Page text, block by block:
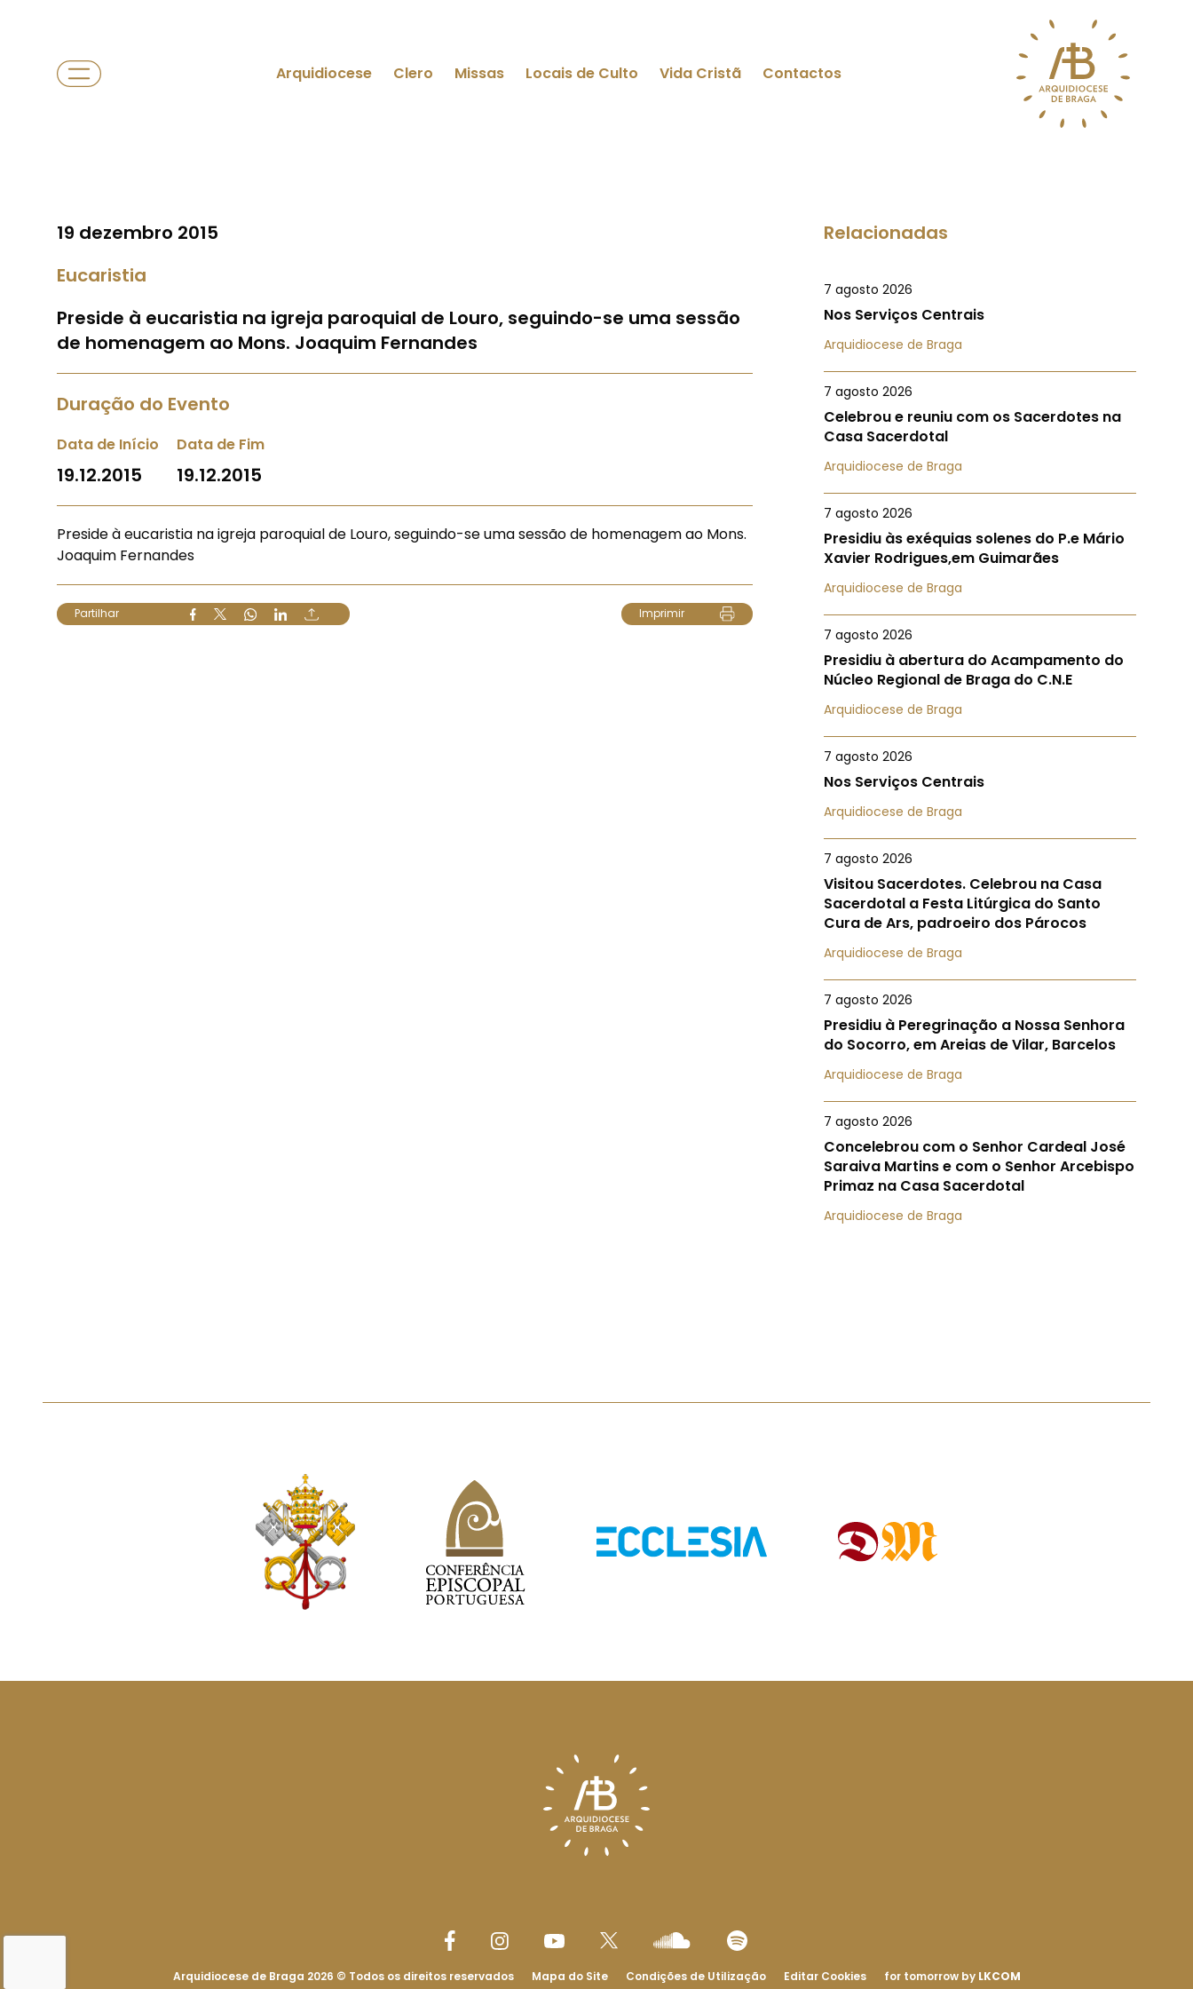
Arquidiocese Clero Missas Locais de Culto Vida Cristã Contactos
19 dezembro 2015
Eucaristia
Preside à eucaristia na igreja paroquial de Louro, seguindo-se uma sessão
de homenagem ao Mons. Joaquim Fernandes
Duração do Evento
Data de Início
19.12.2015
Data de Fim
19.12.2015
Preside à eucaristia na igreja paroquial de Louro, seguindo-se uma sessão de homenagem ao Mons.
Joaquim Fernandes
Partilhar Imprimir
Relacionadas
7 agosto 2026
Nos Serviços Centrais
Arquidiocese de Braga
7 agosto 2026
Celebrou e reuniu com os Sacerdotes na
Casa Sacerdotal
Arquidiocese de Braga
7 agosto 2026
Presidiu às exéquias solenes do P.e Mário
Xavier Rodrigues,em Guimarães
Arquidiocese de Braga
7 agosto 2026
Presidiu à abertura do Acampamento do
Núcleo Regional de Braga do C.N.E
Arquidiocese de Braga
7 agosto 2026
Nos Serviços Centrais
Arquidiocese de Braga
7 agosto 2026
Visitou Sacerdotes. Celebrou na Casa
Sacerdotal a Festa Litúrgica do Santo
Cura de Ars, padroeiro dos Párocos
Arquidiocese de Braga
7 agosto 2026
Presidiu à Peregrinação a Nossa Senhora
do Socorro, em Areias de Vilar, Barcelos
Arquidiocese de Braga
7 agosto 2026
Concelebrou com o Senhor Cardeal José
Saraiva Martins e com o Senhor Arcebispo
Primaz na Casa Sacerdotal
Arquidiocese de Braga
Arquidiocese de Braga 2026 © Todos os direitos reservados Mapa do Site Condições de Utilização Editar Cookies for tomorrow by LKCOM